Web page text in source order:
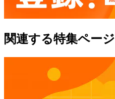
関連する特集ページ